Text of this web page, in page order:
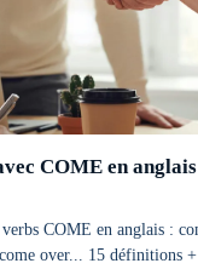
COME en
COME en anglais :
over... 15 définitions